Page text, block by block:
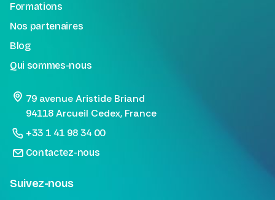
Formations
Nos partenaires
Blog
Qui sommes-nous
79 avenue Aristide Briand
94118 Arcueil Cedex, France
+33 1 41 98 34 00
Contactez-nous
Suivez-nous